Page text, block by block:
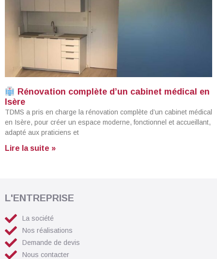
Rénovation complète d’un cabinet médical en
Isère
TDMS a pris en charge la rénovation complète d’un cabinet médical
en Isère, pour créer un espace moderne, fonctionnel et accueillant,
adapté aux praticiens et
Lire la suite »
L'ENTREPRISE
La société
Nos réalisations
Demande de devis
Nous contacter